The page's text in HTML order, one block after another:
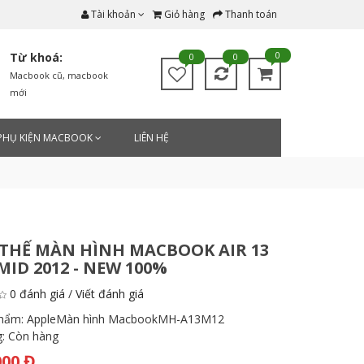
Tài khoản Giỏ hàng Thanh toán
Từ khoá:
Macbook cũ, macbook
mới
0 0 0
KIỆN MACBOOK LIÊN HỆ
MÀN HÌNH MACBOOK AIR 13
2012 - NEW 100%
0 đánh giá /Viết đánh giá
AppleMàn hình MacbookMH-A13M12
Còn hàng